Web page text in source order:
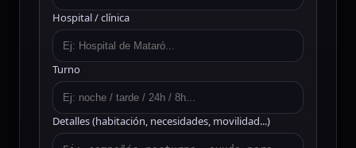
Hospital / clínica
Turno
Detalles (habitación, necesidades, movilidad...)